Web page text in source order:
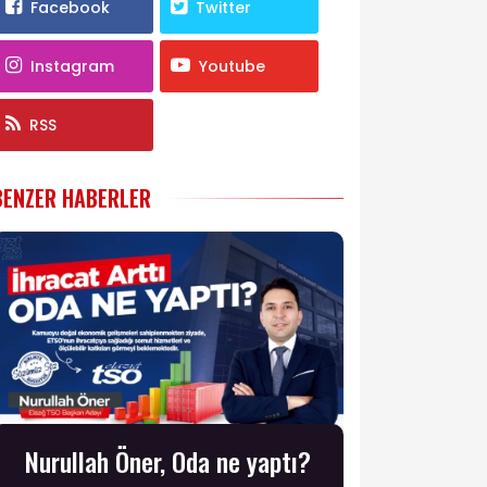
Facebook Twitter
Instagram Youtube
RSS
HABERLER
Nurullah Öner, Oda ne yaptı?